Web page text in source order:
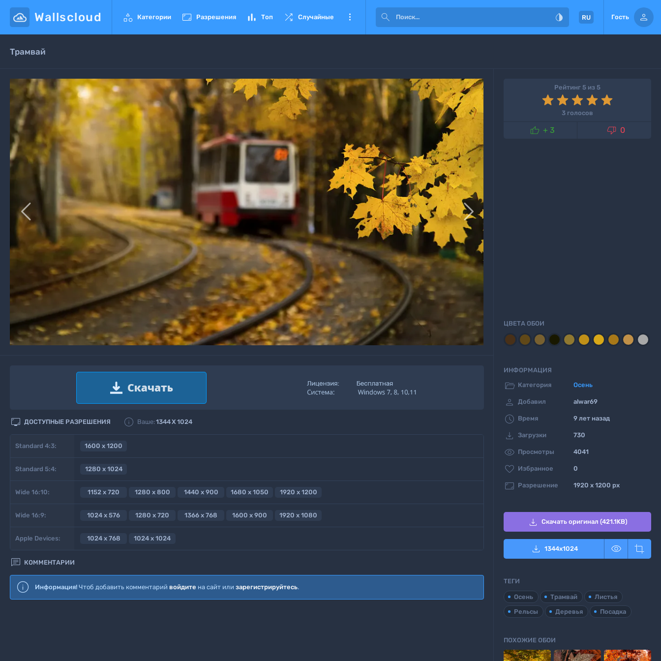
Wallscloud  Категории  Разрешения  Топ  Случайные    RU Гость 
Трамвай
 
 ДОСТУПНЫЕ РАЗРЕШЕНИЯ  Ваше:1344X 1024
Standard 4:3: 1600 x 1200
Standard 5:4: 1280 x 1024
Wide 16:10: 1152 x 720 1280 x 800 1440 x 900 1680 x 1050 1920 x 1200
Wide 16:9: 1024 x 576 1280 x 720 1366 x 768 1600 x 900 1920 x 1080
Apple Devices: 1024 x 768 1024 x 1024
 КОММЕНТАРИИ
Информация! Чтоб добавить комментарий войдите на сайт или зарегистрируйтесь.
Рейтинг 5 из 5
3 голосов
 + 3  0
ЦВЕТА ОБОИ
ИНФОРМАЦИЯ
 Категория Осень
 Добавил alwar69
 Время 9 лет назад
 Загрузки 730
 Просмотры 4041
 Избранное 0
 Разрешение 1920 x 1200 px
 Скачать оригинал (421.1KB)
 1344x1024  
ТЕГИ
Осень Трамвай
Листья
Рельсы
Деревья Посадка
ПОХОЖИЕ ОБОИ